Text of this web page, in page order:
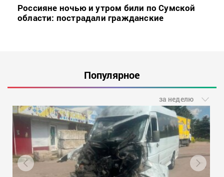
Россияне ночью и утром били по Сумской
области: пострадали гражданские
Популярное
за неделю